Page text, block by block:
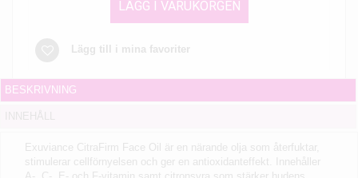
LÄGG I VARUKORGEN
Lägg till i mina favoriter
BESKRIVNING
Exuviance CitraFirm Face Oil är en närande olja som återfuktar,
stimulerar cellförnyelsen och ger en antioxidanteffekt. Innehåller